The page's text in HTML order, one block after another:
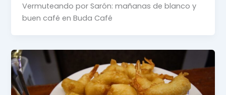
Vermuteando por Sarón: mañanas de blanco y
buen café en Buda Café